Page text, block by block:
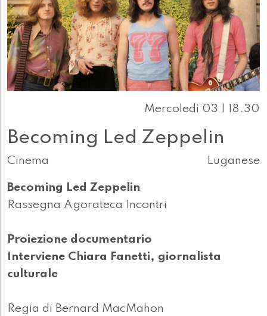
Mercoledì 03 | 18.30
Becoming Led Zeppelin
Cinema Luganese
Becoming Led Zeppelin
Rassegna Agorateca Incontri
Proiezione documentario
Interviene Chiara Fanetti, giornalista
culturale
Regia di Bernard MacMahon